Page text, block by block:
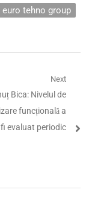
euro tehno group
Next
Bica: Nivelul de
funcțională a
evaluat periodic